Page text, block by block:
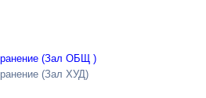
(Зал ОБЩ )
(Зал ХУД)